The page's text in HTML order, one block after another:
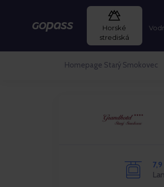
Gopass
Horské
strediská
Homepage Starý Smokovec